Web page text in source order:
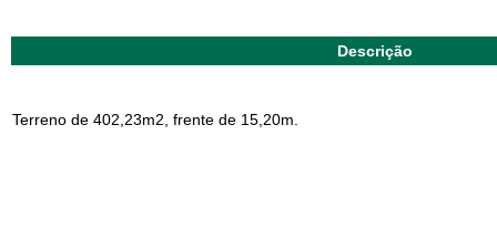
Descrição
Terreno de 402,23m2, frente de 15,20m.